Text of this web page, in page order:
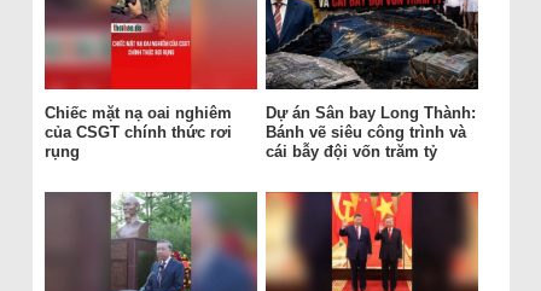
Chiếc mặt nạ oai nghiêm
của CSGT chính thức rơi
rụng
Dự án Sân bay Long Thành:
Bánh vẽ siêu công trình và
cái bẫy đội vốn trăm tỷ